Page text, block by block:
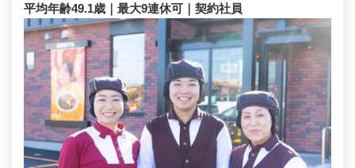
平均年齢49.1歳｜最大9連休可｜契約社員